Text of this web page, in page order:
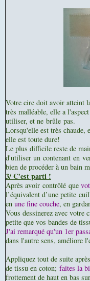
Votre cire doit avoir atteint
très malléable, elle a
utiliser, et ne brûle pas.
Lorsqu'elle est très
elle est toute dure!
Le plus difficile reste de
d'utiliser un contenant en
bien de procéder à un bain
3/ C'est parti !
Après avoir contrôlé que
l’équivalent d’une petite
en une fine couche, en
Vous dessinerez avec votre
petite que vos bandes de
J'ai remarqué qu'un 1er
dans l'autre sens, améliore
Appliquez tout de suite
de tissu en coton; faites la
frottement de haut en bas